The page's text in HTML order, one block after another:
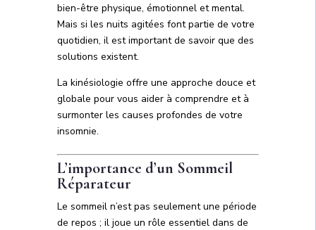
bien-être physique, émotionnel et mental.
Mais si les nuits agitées font partie de votre
quotidien, il est important de savoir que des
solutions existent.
La kinésiologie offre une approche douce et
globale pour vous aider à comprendre et à
surmonter les causes profondes de votre
insomnie.
L’importance d’un Sommeil
Réparateur
Le sommeil n’est pas seulement une période
de repos ; il joue un rôle essentiel dans de